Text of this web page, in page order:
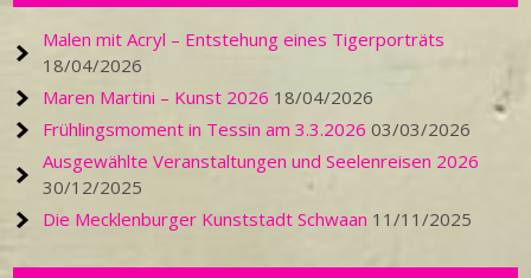
Malen mit Acryl – Entstehung eines Tigerporträts
18/04/2026
Maren Martini – Kunst 2026 18/04/2026
Frühlingsmoment in Tessin am 3.3.2026 03/03/2026
Ausgewählte Veranstaltungen und Seelenreisen 2026
30/12/2025
Die Mecklenburger Kunststadt Schwaan 11/11/2025